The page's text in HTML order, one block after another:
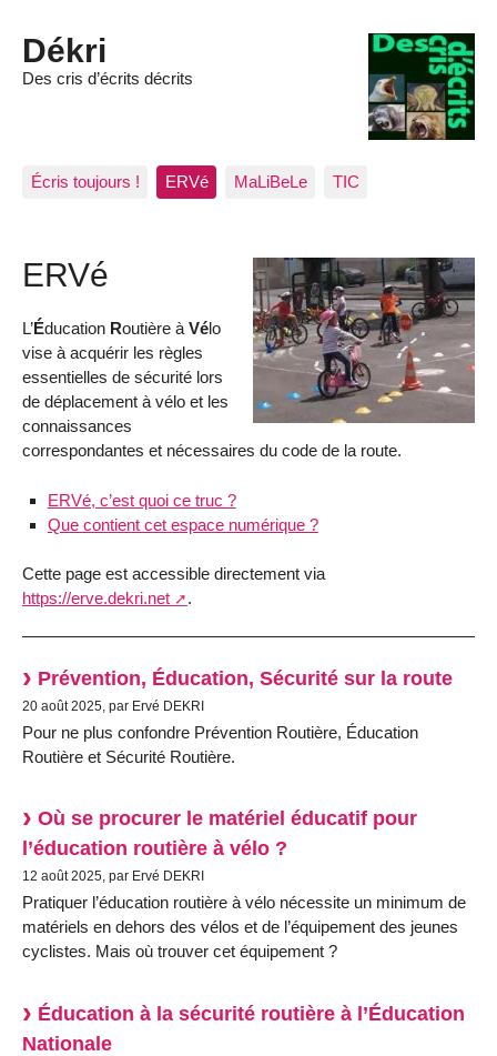
Dékri
Des cris d’écrits décrits
Écris toujours ! ERVé MaLiBeLe TIC
ERVé
L’Éducation Routière à Vélo
vise à acquérir les règles
essentielles de sécurité lors
de déplacement à vélo et les
connaissances
correspondantes et nécessaires du code de la route.
ERVé, c’est quoi ce truc ?
Que contient cet espace numérique ?
Cette page est accessible directement via
https://erve.dekri.net
.
Prévention, Éducation, Sécurité sur la route
20 août 2025, par Ervé DEKRI
Pour ne plus confondre Prévention Routière, Éducation
Routière et Sécurité Routière.
Où se procurer le matériel éducatif pour
l’éducation routière à vélo ?
12 août 2025, par Ervé DEKRI
Pratiquer l’éducation routière à vélo nécessite un minimum de
matériels en dehors des vélos et de l’équipement des jeunes
cyclistes. Mais où trouver cet équipement ?
Éducation à la sécurité routière à l’Éducation
Nationale